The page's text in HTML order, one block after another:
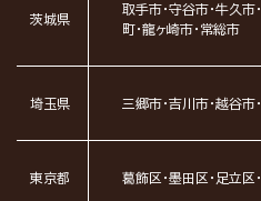
茨城県
取手市・守谷市・牛久市
町・龍ヶ崎市・常総市
埼玉県 三郷市・吉川市・越谷市
東京都 葛飾区・墨田区・足立区